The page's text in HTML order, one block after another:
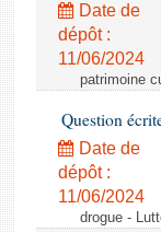
Date de
dépôt :
11/06/2024
patrimoine
Question
Date de
dépôt :
11/06/2024
drogue -